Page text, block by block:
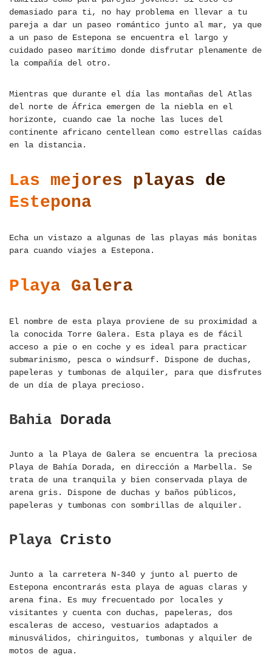
demasiado para ti, no hay problema en llevar a tu
pareja a dar un paseo romántico junto al mar, ya que
a un paso de Estepona se encuentra el largo y
cuidado paseo marítimo donde disfrutar plenamente de
la compañía del otro.
Mientras que durante el día las montañas del Atlas
del norte de África emergen de la niebla en el
horizonte, cuando cae la noche las luces del
continente africano centellean como estrellas caídas
en la distancia.
Las mejores playas de
Estepona
Echa un vistazo a algunas de las playas más bonitas
para cuando viajes a Estepona.
Playa Galera
El nombre de esta playa proviene de su proximidad a
la conocida Torre Galera. Esta playa es de fácil
acceso a pie o en coche y es ideal para practicar
submarinismo, pesca o windsurf. Dispone de duchas,
papeleras y tumbonas de alquiler, para que disfrutes
de un día de playa precioso.
Bahia Dorada
Junto a la Playa de Galera se encuentra la preciosa
Playa de Bahía Dorada, en dirección a Marbella. Se
trata de una tranquila y bien conservada playa de
arena gris. Dispone de duchas y baños públicos,
papeleras y tumbonas con sombrillas de alquiler.
Playa Cristo
Junto a la carretera N-340 y junto al puerto de
Estepona encontrarás esta playa de aguas claras y
arena fina. Es muy frecuentado por locales y
visitantes y cuenta con duchas, papeleras, dos
escaleras de acceso, vestuarios adaptados a
minusválidos, chiringuitos, tumbonas y alquiler de
motos de agua.